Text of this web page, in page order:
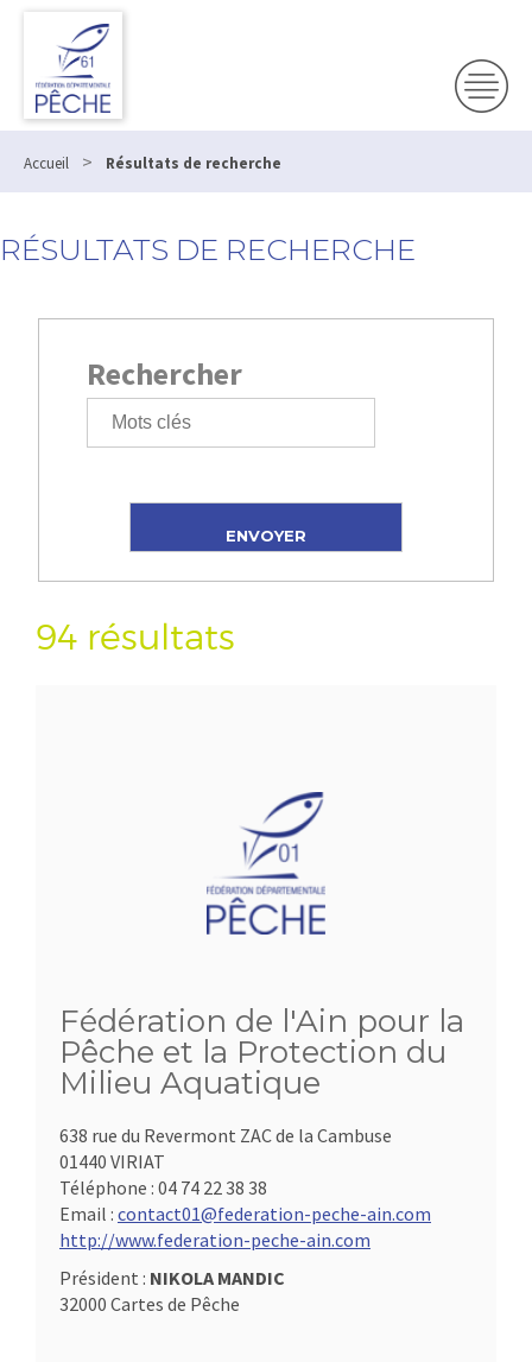
Accueil > Résultats de recherche
RÉSULTATS DE RECHERCHE
Rechercher
94 résultats
Fédération de l'Ain pour la
Pêche et la Protection du
Milieu Aquatique
638 rue du Revermont ZAC de la Cambuse
01440 VIRIAT
Téléphone : 04 74 22 38 38
Email : contact01@federation-peche-ain.com
http://www.federation-peche-ain.com
Président : NIKOLA MANDIC
32000 Cartes de Pêche